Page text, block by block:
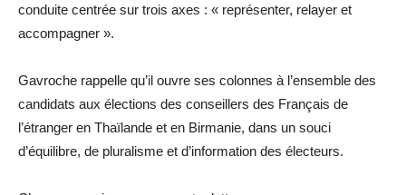
conduite centrée sur trois axes : « représenter, relayer et
accompagner ».
Gavroche rappelle qu’il ouvre ses colonnes à l’ensemble des
candidats aux élections des conseillers des Français de
l’étranger en Thaïlande et en Birmanie, dans un souci
d’équilibre, de pluralisme et d’information des électeurs.